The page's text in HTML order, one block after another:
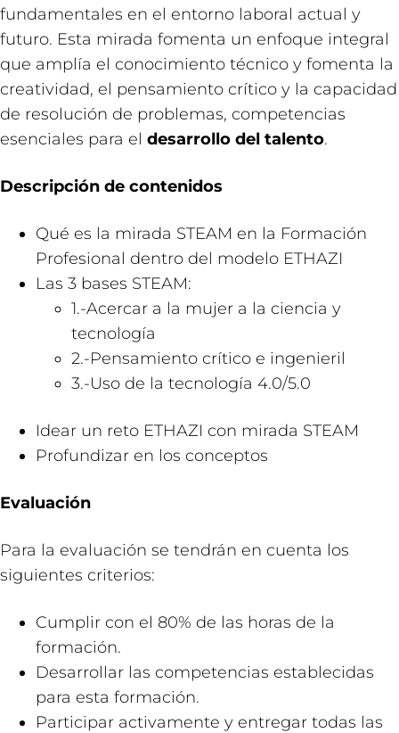
fundamentales en el entorno laboral actual y
futuro. Esta mirada fomenta un enfoque integral
que amplía el conocimiento técnico y fomenta la
creatividad, el pensamiento crítico y la capacidad
de resolución de problemas, competencias
esenciales para el desarrollo del talento.
Descripción de contenidos
Qué es la mirada STEAM en la Formación
Profesional dentro del modelo ETHAZI
Las 3 bases STEAM:
1.-Acercar a la mujer a la ciencia y
tecnología
2.-Pensamiento crítico e ingenieril
3.-Uso de la tecnología 4.0/5.0
Idear un reto ETHAZI con mirada STEAM
Profundizar en los conceptos
Evaluación
Para la evaluación se tendrán en cuenta los
siguientes criterios:
Cumplir con el 80% de las horas de la
formación.
Desarrollar las competencias establecidas
para esta formación.
Participar activamente y entregar todas las